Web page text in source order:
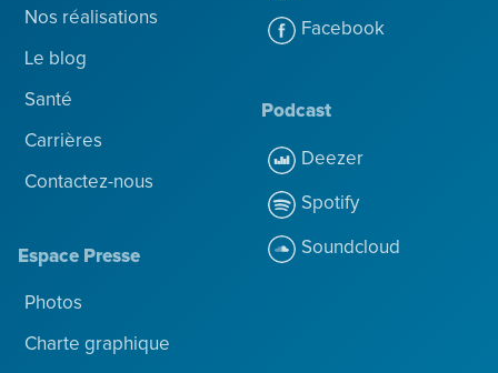
Nos réalisations
Le blog
Santé
Carrières
Contactez-nous
Facebook
Podcast
Deezer
Spotify
Soundcloud
Espace Presse
Photos
Charte graphique